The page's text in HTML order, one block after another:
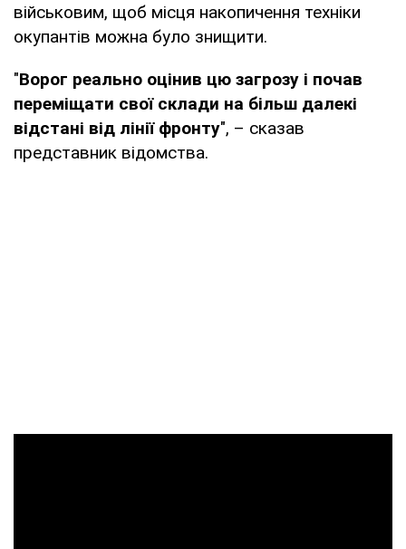
військовим, щоб місця накопичення техніки
окупантів можна було знищити.
"Ворог реально оцінив цю загрозу і почав
переміщати свої склади на більш далекі
відстані від лінії фронту", – сказав
представник відомства.